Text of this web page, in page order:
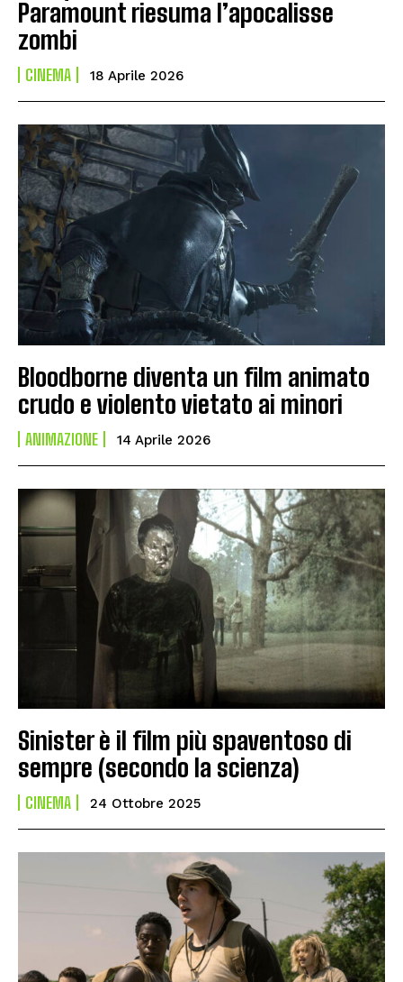
Paramount riesuma l’apocalisse
zombi
CINEMA 18 Aprile 2026
Bloodborne diventa un film animato
crudo e violento vietato ai minori
ANIMAZIONE 14 Aprile 2026
Sinister è il film più spaventoso di
sempre (secondo la scienza)
CINEMA 24 Ottobre 2025